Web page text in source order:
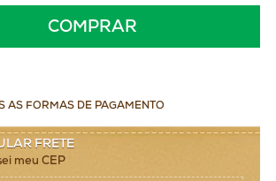
COMPRAR
AS FORMAS DE PAGAMENTO
FRETE
meu CEP